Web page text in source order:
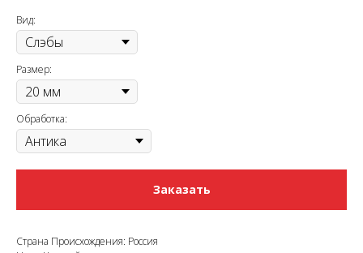
Вид:
Размер:
Обработка:
Заказать
Страна Происхождения: Россия